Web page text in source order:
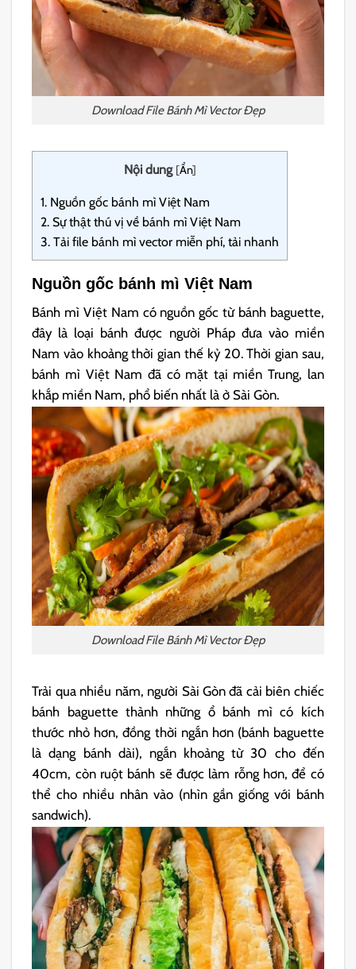
Download File Bánh Mì Vector Đẹp
Nội dung [Ẩn]
1. Nguồn gốc bánh mì Việt Nam
2. Sự thật thú vị về bánh mì Việt Nam
3. Tải file bánh mì vector miễn phí, tải nhanh
Nguồn gốc bánh mì Việt Nam
Bánh mì Việt Nam có nguồn gốc từ bánh baguette,
đây là loại bánh được người Pháp đưa vào miền
Nam vào khoảng thời gian thế kỷ 20. Thời gian sau,
bánh mì Việt Nam đã có mặt tại miền Trung, lan
khắp miền Nam, phổ biến nhất là ở Sài Gòn.
Download File Bánh Mì Vector Đẹp
Trải qua nhiều năm, người Sài Gòn đã cải biên chiếc
bánh baguette thành những ổ bánh mì có kích
thước nhỏ hơn, đồng thời ngắn hơn (bánh baguette
là dạng bánh dài), ngắn khoảng từ 30 cho đến
40cm, còn ruột bánh sẽ được làm rỗng hơn, để có
thể cho nhiều nhân vào (nhìn gần giống với bánh
sandwich).